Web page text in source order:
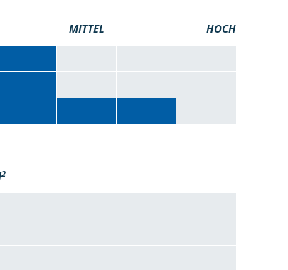
MITTEL HOCH
2